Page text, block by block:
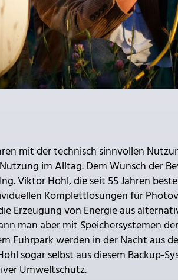
mit der technisch sinnvollen
im Alltag. Dem Wunsch der
Viktor Hohl, die seit 55 Jahren
Komplettlösungen für
Erzeugung von Energie aus
man aber mit Speichersystemen
Fuhrpark werden in der Nacht aus
sogar selbst aus diesem Backup-
Umweltschutz.